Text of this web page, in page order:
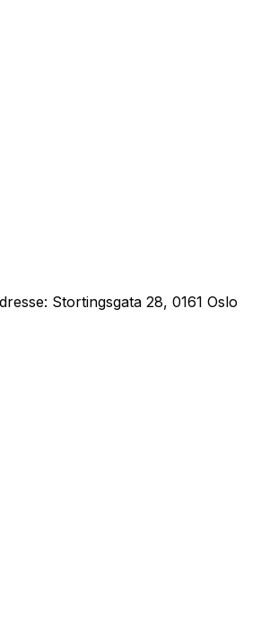
Stortingsgata 28, 0161 Oslo